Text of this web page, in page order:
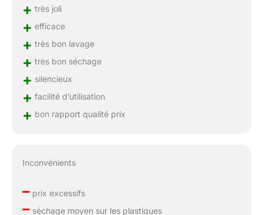
+ très joli
+ efficace
+ très bon lavage
+ très bon séchage
+ silencieux
+ facilité d’utilisation
+ bon rapport qualité prix
Inconvénients
–prix excessifs
–séchage moyen sur les plastiques